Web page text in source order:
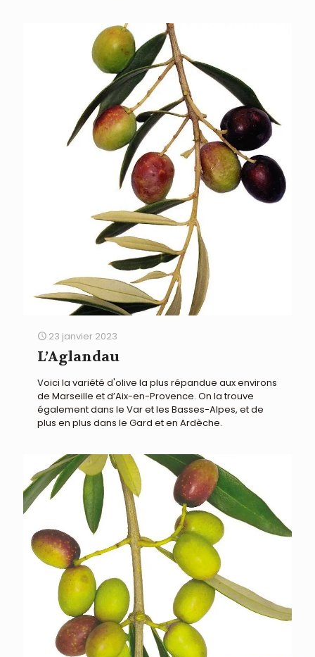
23 janvier 2023
L’Aglandau
Voici la variété d'olive la plus répandue aux environs
de Marseille et d’Aix-en-Provence. On la trouve
également dans le Var et les Basses-Alpes, et de
plus en plus dans le Gard et en Ardèche.